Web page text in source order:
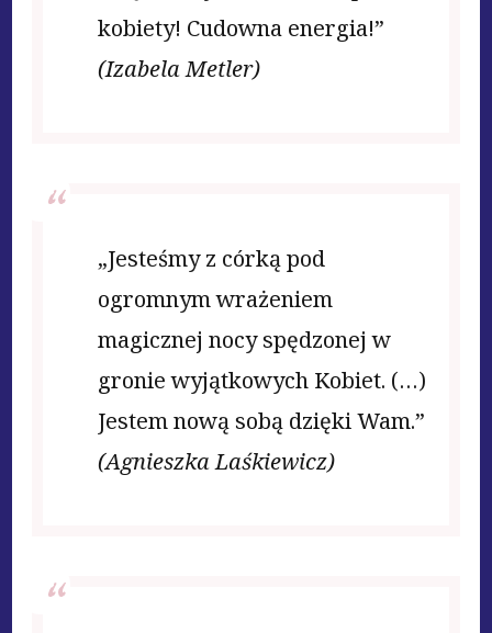
kobiety! Cudowna energia!”
(Izabela Metler)
„Jesteśmy z córką pod
ogromnym wrażeniem
magicznej nocy spędzonej w
gronie wyjątkowych Kobiet. (…)
Jestem nową sobą dzięki Wam.”
(Agnieszka Laśkiewicz)